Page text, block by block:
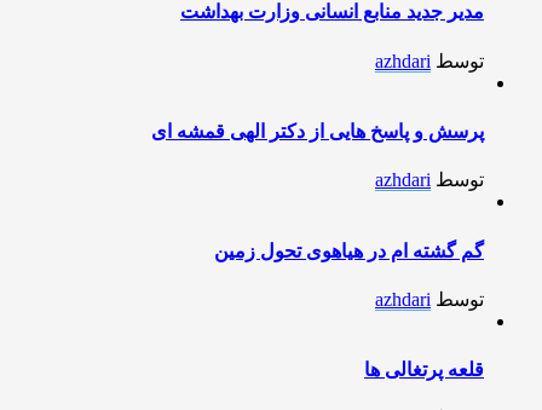
مدیر جدید منابع انسانی وزارت بهداشت
توسط azhdari
پرسش و پاسخ هایی از دکتر الهی قمشه ای
توسط azhdari
گم گشته ام در هیاهوی تحول زمین
توسط azhdari
قلعه پرتغالی ها